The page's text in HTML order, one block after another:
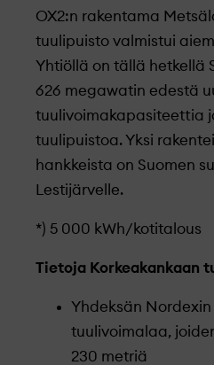
OX2:n rakentama
tuulipuisto valmistui
Yhtiöllä on tällä hetkellä
626 megawatin edestä
tuulivoimakapasiteettia
tuulipuistoa. Yksi
hankkeista on Suomen
Lestijärvelle.
*) 5 000 kWh/kotitalous
Tietoja Korkeakankaan
Yhdeksän Nordexin
tuulivoimalaa,
230 metriä